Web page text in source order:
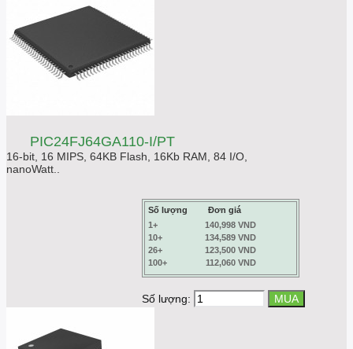
PIC24FJ64GA110-I/PT
16-bit, 16 MIPS, 64KB Flash, 16Kb RAM, 84 I/O,
nanoWatt..
Số lượng
Đơn giá
1+
140,998 VND
10+
134,589 VND
26+
123,500 VND
100+
112,060 VND
Số lượng: